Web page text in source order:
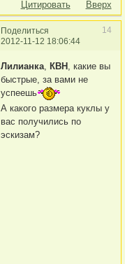
Цитировать Вверх
Поделиться
14
2012-11-12 18:06:44
Лилианка КВН
, какие вы
быстрые, за вами не
успеешь
А какого размера куклы у
вас получились по
эскизам?